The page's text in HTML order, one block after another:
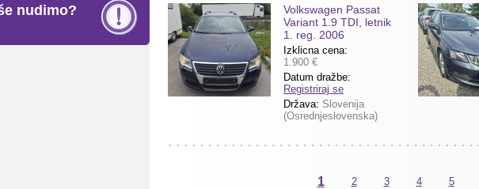
nudimo?
Volkswagen Passat
Variant 1.9 TDI, letnik
1. reg. 2006
Izklicna cena:
1.900 €
Datum dražbe:
Registriraj se
Država: Slovenija
(Osrednjeslovenska)
1 2 3 4 5